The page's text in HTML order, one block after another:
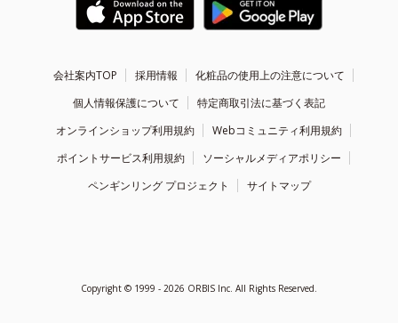
会社案内TOP 採用情報
化粧品の使用上の注意について
個人情報保護について
特定商取引法に基づく表記
オンラインショップ利用規約
Webコミュニティ利用規約
ポイントサービス利用規約
ソーシャルメディアポリシー
ペンギンリング プロジェクト
サイトマップ
Copyright © 1999 - 2026 ORBIS Inc. All Rights Reserved.